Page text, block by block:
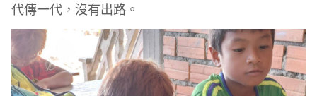
代傳一代，沒有出路。